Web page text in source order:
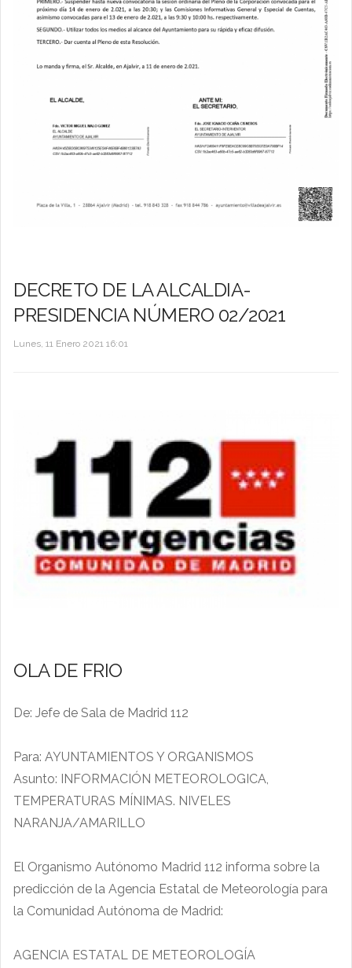
DECRETO DE LA ALCALDIA-
PRESIDENCIA NÚMERO 02/2021
Lunes, 11 Enero 2021 16:01
OLA DE FRIO
De: Jefe de Sala de Madrid 112
Para: AYUNTAMIENTOS Y ORGANISMOS
Asunto: INFORMACIÓN METEOROLOGICA,
TEMPERATURAS MÍNIMAS. NIVELES
NARANJA/AMARILLO
El Organismo Autónomo Madrid 112 informa sobre la
predicción de la Agencia Estatal de Meteorología para
la Comunidad Autónoma de Madrid:
AGENCIA ESTATAL DE METEOROLOGÍA